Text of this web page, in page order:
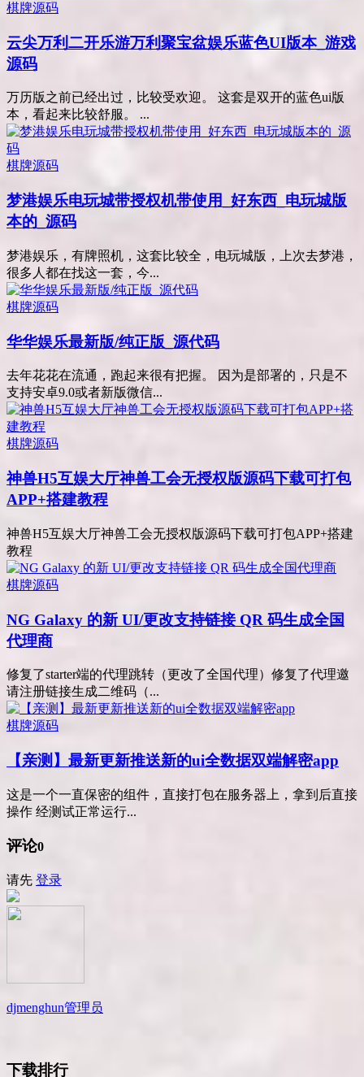
棋牌源码
云尖万利二开乐游万利聚宝盆娱乐蓝色UI版本_游戏
源码
万历版之前已经出过，比较受欢迎。 这套是双开的蓝色ui版
本，看起来比较舒服。 ...
棋牌源码
梦港娱乐电玩城带授权机带使用_好东西_电玩城版
本的_源码
梦港娱乐，有牌照机，这套比较全，电玩城版，上次去梦港，
很多人都在找这一套，今...
棋牌源码
华华娱乐最新版/纯正版_源代码
去年花花在流通，跑起来很有把握。 因为是部署的，只是不
支持安卓9.0或者新版微信...
棋牌源码
神兽H5互娱大厅神兽工会无授权版源码下载可打包
APP+搭建教程
神兽H5互娱大厅神兽工会无授权版源码下载可打包APP+搭建
教程
棋牌源码
NG Galaxy 的新 UI/更改支持链接 QR 码生成全国
代理商
修复了starter端的代理跳转（更改了全国代理）修复了代理邀
请注册链接生成二维码（...
棋牌源码
【亲测】最新更新推送新的ui全数据双端解密app
这是一个一直保密的组件，直接打包在服务器上，拿到后直接
操作 经测试正常运行...
评论0
请先 登录
djmenghun管理员
下载排行